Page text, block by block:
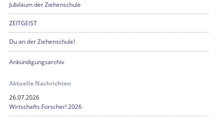
Jubiläum der Ziehenschule
ZEITGEIST
Du an der Ziehenschule!
Ankündigungsarchiv
Aktuelle Nachrichten
26.07.2026
Wirtschafts.Forscher! 2026